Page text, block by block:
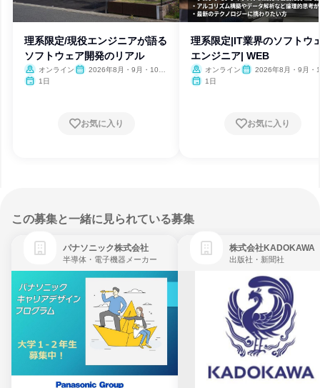
理系限定/現役エンジニアが語る
ソフトウェア開発のリアル
オンライン
2026年8月・9月・10
1日
お気に入り
理系限定|IT業界のソフトウ
エンジニア| WEB
オンライン
2026年8月・9月・
1日
お気に入り
この募集と一緒に見られている募集
パナソニック株式会社
半導体・電子機器メーカー
株式会社KADOKAWA
出版社・新聞社